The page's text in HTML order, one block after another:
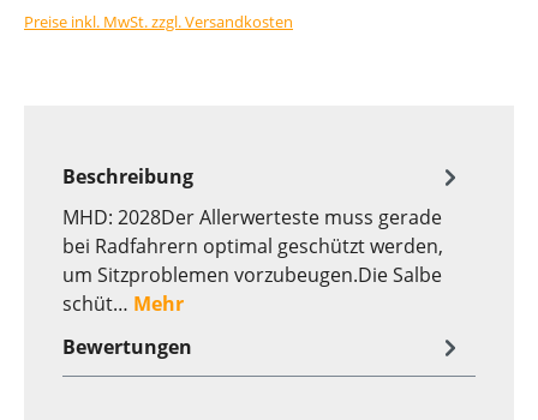
Preise inkl. MwSt. zzgl. Versandkosten
Beschreibung
MHD: 2028Der Allerwerteste muss gerade
bei Radfahrern optimal geschützt werden,
um Sitzproblemen vorzubeugen.Die Salbe
schüt… Mehr
Bewertungen